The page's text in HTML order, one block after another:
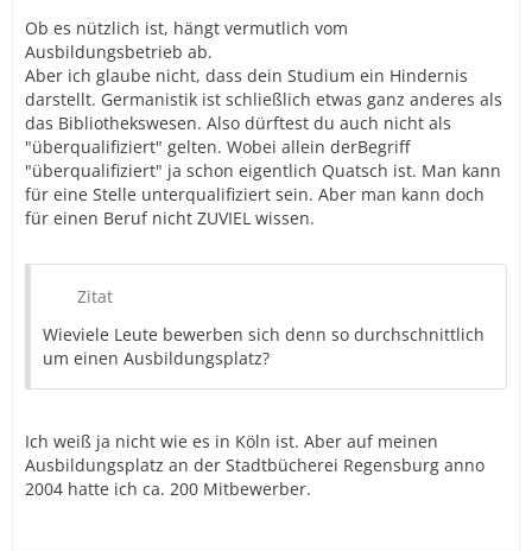
Ob es nützlich ist, hängt vermutlich vom
Ausbildungsbetrieb ab.
Aber ich glaube nicht, dass dein Studium ein Hindernis
darstellt. Germanistik ist schließlich etwas ganz anderes als
das Bibliothekswesen. Also dürftest du auch nicht als
"überqualifiziert" gelten. Wobei allein derBegriff
"überqualifiziert" ja schon eigentlich Quatsch ist. Man kann
für eine Stelle unterqualifiziert sein. Aber man kann doch
für einen Beruf nicht ZUVIEL wissen.
Zitat
Wieviele Leute bewerben sich denn so durchschnittlich
um einen Ausbildungsplatz?
Ich weiß ja nicht wie es in Köln ist. Aber auf meinen
Ausbildungsplatz an der Stadtbücherei Regensburg anno
2004 hatte ich ca. 200 Mitbewerber.